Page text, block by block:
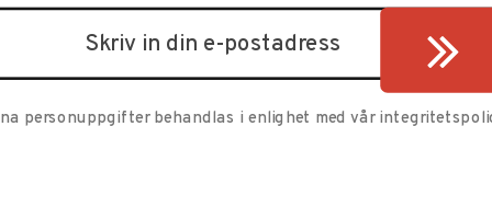
personuppgifter behandlas i enlighet med vår